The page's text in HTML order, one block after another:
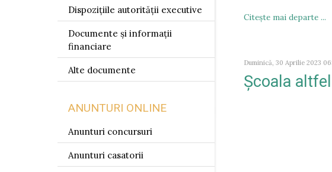
Citeşte mai departe ...
Duminică, 30 Aprilie 2023
Școala altfel
Dispozițiile autorității executive
Documente și informații
financiare
Alte documente
ANUNTURI ONLINE
Anunturi concursuri
Anunturi casatorii